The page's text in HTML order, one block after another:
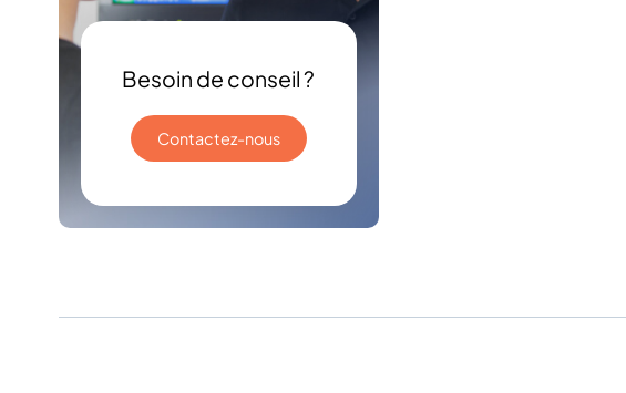
Besoin de conseil ?
Contactez-nous